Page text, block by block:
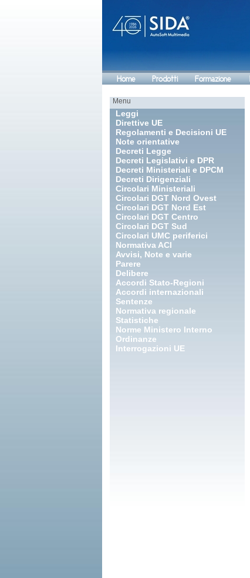
Home Prodotti Formazione
Menu
Leggi
Direttive UE
Regolamenti e Decisioni UE
Note orientative
Decreti Legge
Decreti Legislativi e DPR
Decreti Ministeriali e DPCM
Decreti Dirigenziali
Circolari Ministeriali
Circolari DGT Nord Ovest
Circolari DGT Nord Est
Circolari DGT Centro
Circolari DGT Sud
Circolari UMC periferici
Normativa ACI
Avvisi, Note e varie
Parere
Delibere
Accordi Stato-Regioni
Accordi internazionali
Sentenze
Normativa regionale
Statistiche
Norme Ministero Interno
Ordinanze
Interrogazioni UE